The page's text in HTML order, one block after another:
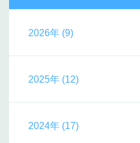
2026年 (9)
2025年 (12)
2024年 (17)